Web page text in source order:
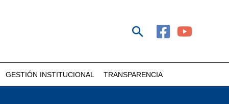
GESTIÓN INSTITUCIONAL TRANSPARENCIA